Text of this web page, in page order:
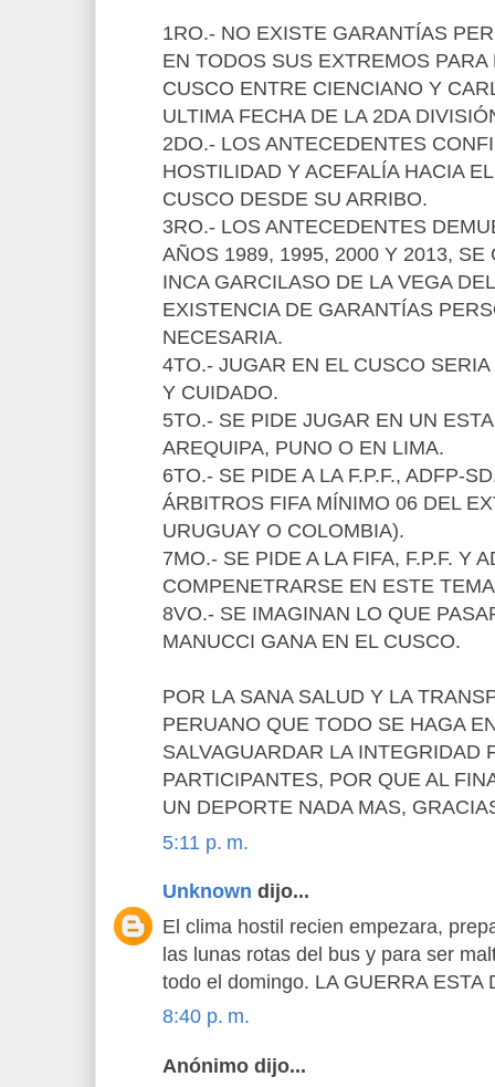
1RO.- NO EXISTE GARANTÍAS
EN TODOS SUS EXTREMOS PARA
CUSCO ENTRE CIENCIANO Y
ULTIMA FECHA DE LA 2DA
2DO.- LOS ANTECEDENTES
HOSTILIDAD Y ACEFALÍA HACIA
CUSCO DESDE SU ARRIBO.
3RO.- LOS ANTECEDENTES
AÑOS 1989, 1995, 2000 Y 2013, SE
INCA GARCILASO DE LA VEGA
EXISTENCIA DE GARANTÍAS
NECESARIA.
4TO.- JUGAR EN EL CUSCO
Y CUIDADO.
5TO.- SE PIDE JUGAR EN UN
AREQUIPA, PUNO O EN LIMA.
6TO.- SE PIDE A LA F.P.F., ADFP-
ÁRBITROS FIFA MÍNIMO 06 DEL
URUGUAY O COLOMBIA).
7MO.- SE PIDE A LA FIFA, F.P.F. Y
COMPENETRARSE EN ESTE
8VO.- SE IMAGINAN LO QUE
MANUCCI GANA EN EL CUSCO.
POR LA SANA SALUD Y LA
PERUANO QUE TODO SE HAGA
SALVAGUARDAR LA INTEGRIDAD
PARTICIPANTES, POR QUE AL
UN DEPORTE NADA MAS,
5:11 p. m.
Unknown dijo...
El clima hostil recien empezara,
las lunas rotas del bus y para ser
todo el domingo. LA GUERRA ESTA
8:40 p. m.
Anónimo dijo...